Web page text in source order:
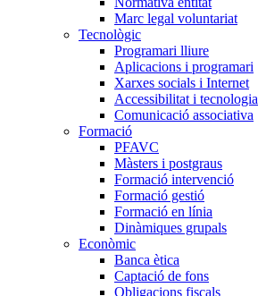
Marc legal voluntariat
Tecnològic
Programari lliure
Aplicacions i programari
Xarxes socials i Internet
Accessibilitat i tecnologia
Comunicació associativa
Formació
PFAVC
Màsters i postgraus
Formació intervenció
Formació gestió
Formació en línia
Dinàmiques grupals
Econòmic
Banca ètica
Captació de fons
Obligacions fiscals